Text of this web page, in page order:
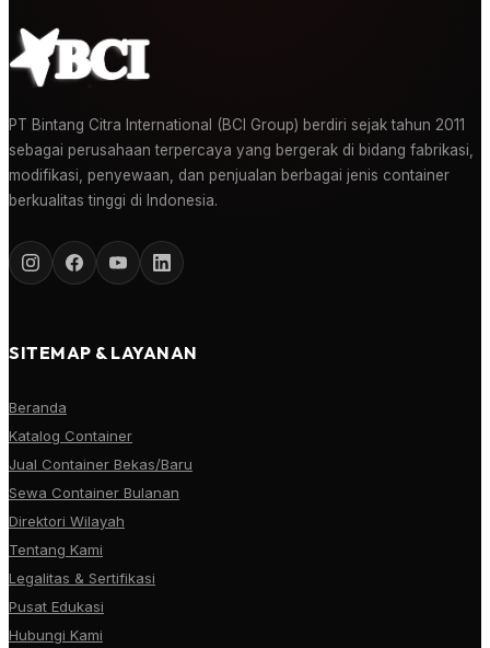
PT Bintang Citra International (BCI Group) berdiri sejak tahun 2011
sebagai perusahaan terpercaya yang bergerak di bidang fabrikasi,
modifikasi, penyewaan, dan penjualan berbagai jenis container
berkualitas tinggi di Indonesia.
SITEMAP & LAYANAN
Beranda
Katalog Container
Jual Container Bekas/Baru
Sewa Container Bulanan
Direktori Wilayah
Tentang Kami
Legalitas & Sertifikasi
Pusat Edukasi
Hubungi Kami